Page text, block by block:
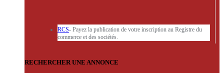
RCS- Payez la publication de votre inscription au Registre du
commerce et des sociétés.
RECHERCHER UNE ANNONCE